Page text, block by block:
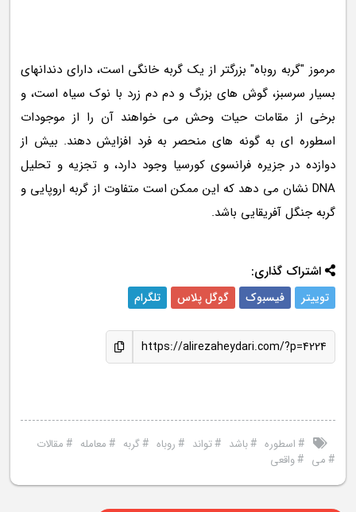
مرموز "گربه روباه" بزرگتر از یک گربه خانگی است، دارای دندانهای
بسیار سرسبز، گوش های بزرگ و دم دم زرد با نوک سیاه است، و
برخی از مقامات حیات وحش می خواهند آن را از موجودات
اسطوره ای به گونه های منحصر به فرد افزایش دهند. بیش از
دوازده در جزیره فرانسوی کورسیا وجود دارد، و تجزیه و تحلیل
DNA نشان می دهد که این ممکن است متفاوت از گربه اروپایی و
گربه جنگل آفریقایی باشد.
اشتراک گذاری:
توییتر فیسبوک گوگل پلاس تلگرام
https://alirezaheydari.com/?p=4224
#اسطوره #باشد #تواند #روباه #گربه #معامله #مقالات
#می #واقعی